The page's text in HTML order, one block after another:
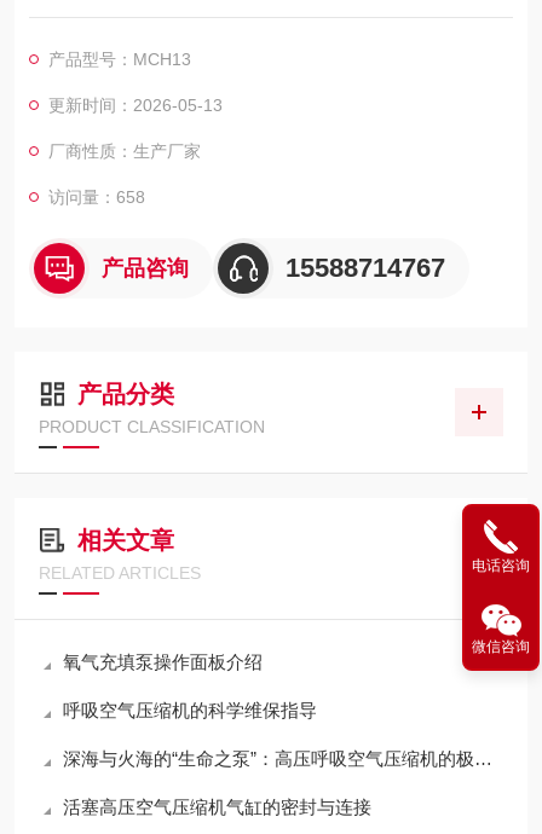
山-大连-佳木斯-库尔勒-兰州-成都-武汉-黄冈-仙桃-十堰-榆林-宝
吉林-湖南-云南－大同－内蒙古-吉林-吉林-贵州-吉林-山西。
产品型号：MCH13
更新时间：2026-05-13
厂商性质：生产厂家
访问量：658
产品咨询 15588714767
产品分类
PRODUCT CLASSIFICATION
相关文章
RELATED ARTICLES
氧气充填泵操作面板介绍
呼吸空气压缩机的科学维保指导
深海与火海的“生命之泵”：高压呼吸空气压缩机的极限压缩与净化哲学
活塞高压空气压缩机气缸的密封与连接
电话咨询
微信咨询